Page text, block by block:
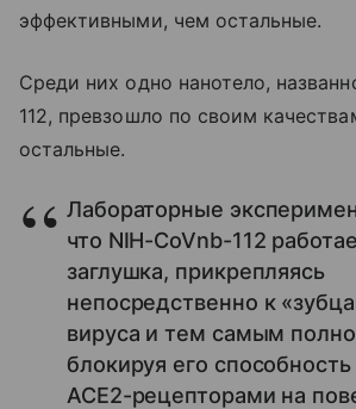
эффективными, чем остальные.
Среди них одно нанотело,
112, превзошло по своим
остальные.
Лабораторные
что NIH-CoVnb-112
заглушка, прикрепляясь
непосредственно к
вируса и тем самым
блокируя его
ACE2-рецепторами на